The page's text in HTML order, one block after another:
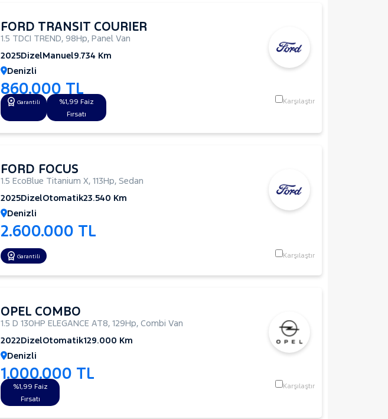
FORD TRANSIT COURIER
1.5 TDCI TREND, 98Hp, Panel Van
2025DizelManuel9.734 Km
Denizli
860.000 TL
Garantili
%1,99 Faiz
Fırsatı
Karşılaştır
FORD FOCUS
1.5 EcoBlue Titanium X, 113Hp, Sedan
2025DizelOtomatik23.540 Km
Denizli
2.600.000 TL
Garantili Karşılaştır
OPEL COMBO
1.5 D 130HP ELEGANCE AT8, 129Hp, Combi Van
2022DizelOtomatik129.000 Km
Denizli
1.000.000 TL
%1,99 Faiz
Fırsatı
Karşılaştır